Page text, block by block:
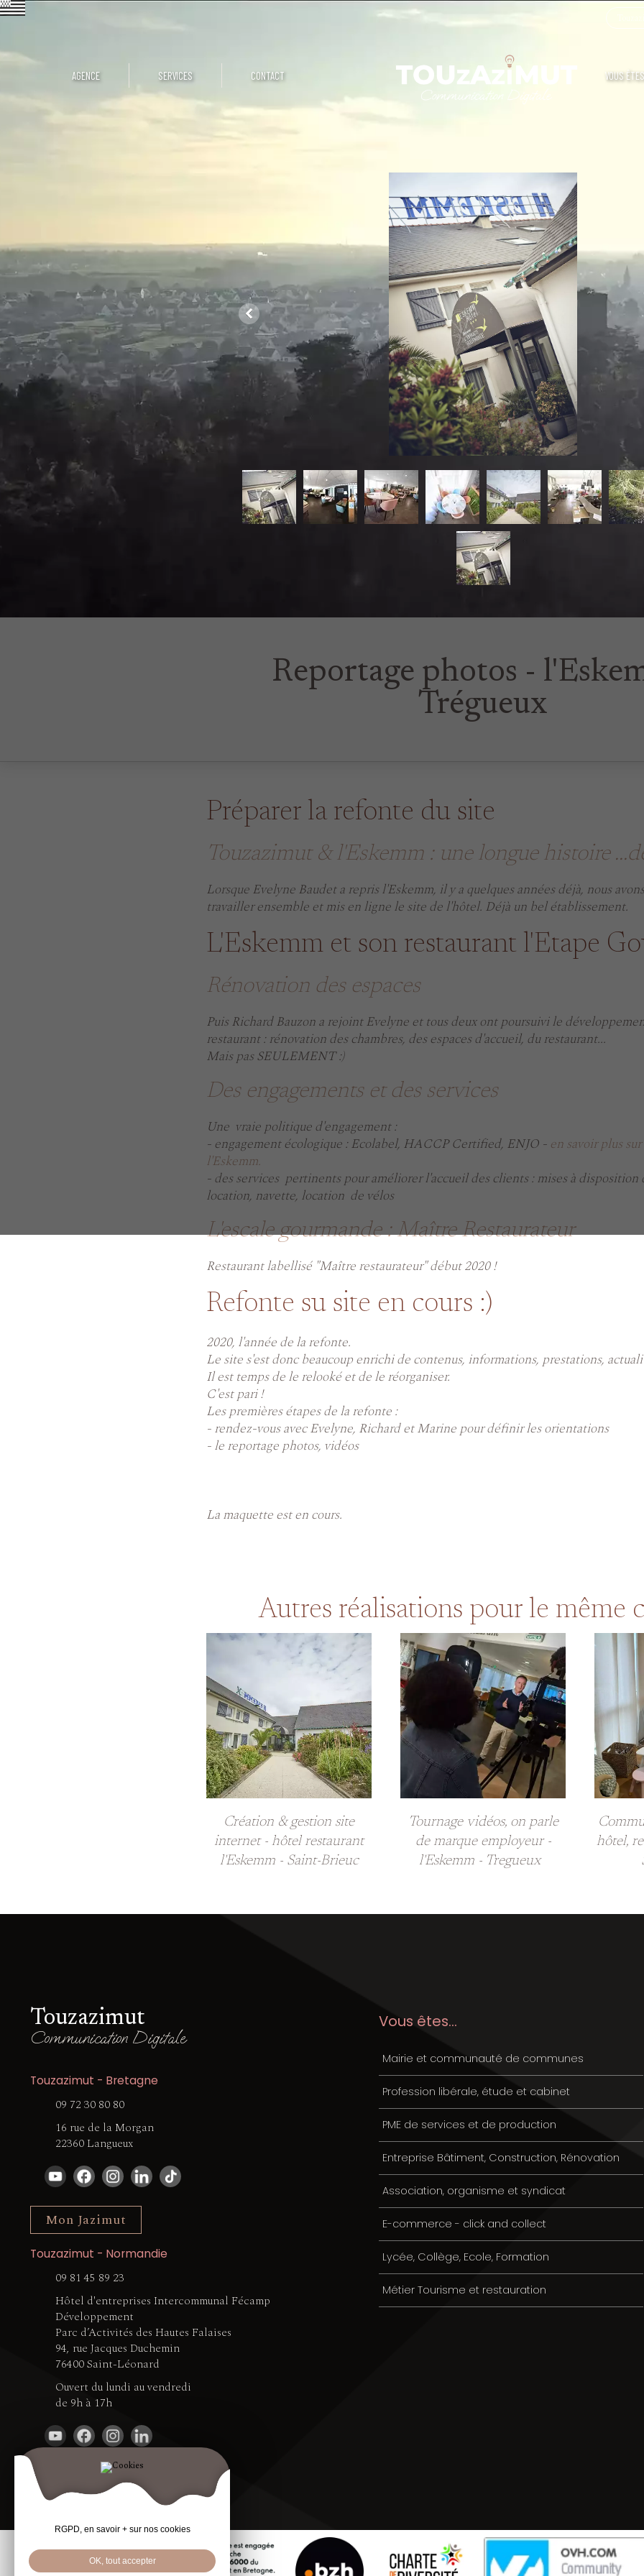
AGENCE SERVICES CONTACT VOUS
Reportage photos -
Trégueux
Préparer la refonte du site
Touzazimut & l'Eskemm : une longue histoire
Lorsque Evelyne Baudet a repris l'Eskemm, il y a quelques années déjà, nous
travailler ensemble et mis en ligne le site de l'hôtel. Déjà un bel établissement.
L'Eskemm et son restaurant l'Etape
Rénovation des espaces
Puis Richard Bauzon a rejoint Evelyne et tous deux ont poursuivi le
restaurant : rénovation des chambres, des espaces d'accueil, du restaurant...
Mais pas SEULEMENT :)
Des engagements et des services
Une vraie politique d'engagement :
- engagement écologique : Ecolabel, HACCP Certified, ENJO - en savoir plus
l'Eskemm.
- des services pertinents pour améliorer l'accueil des clients : mises à disposition
location, navette, location de vélos
L'escale gourmande : Maître Restaurateur
Restaurant labellisé "Maître restaurateur" début 2020 !
Refonte su site en cours :)
2020, l'année de la refonte.
Le site s'est donc beaucoup enrichi de contenus, informations, prestations,
Il est temps de le relooké et de le réorganiser.
C'est pari !
Les premières étapes de la refonte :
- rendez-vous avec Evelyne, Richard et Marine pour définir les orientations
- le reportage photos, vidéos
La maquette est en cours.
Autres réalisations pour le même
Création & gestion site
internet - hôtel restaurant
l'Eskemm - Saint-Brieuc
Tournage vidéos, on parle
de marque employeur -
l'Eskemm - Tregueux
hôtel,
Touzazimut
Communication Digitale
Touzazimut - Bretagne
09 72 30 80 80
16 rue de la Morgan
22360 Langueux
Mon Jazimut
Touzazimut - Normandie
09 81 45 89 23
Hôtel d'entreprises Intercommunal Fécamp
Développement
Parc d’Activités des Hautes Falaises
94, rue Jacques Duchemin
76400 Saint-Léonard
Ouvert du lundi au vendredi
de 9h à 17h
Vous êtes...
Mairie et communauté de communes
Profession libérale, étude et cabinet
PME de services et de production
Entreprise Bâtiment, Construction, Rénovation
Association, organisme et syndicat
E-commerce - click and collect
Lycée, Collège, Ecole, Formation
Métier Tourisme et restauration
RGPD, en savoir + sur nos cookies
OK, tout accepter